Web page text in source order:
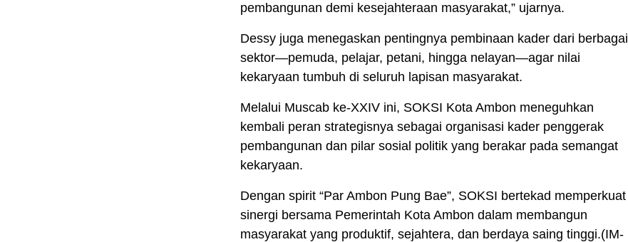
pembangunan demi kesejahteraan masyarakat,” ujarnya.
Dessy juga menegaskan pentingnya pembinaan kader dari berbagai
sektor—pemuda, pelajar, petani, hingga nelayan—agar nilai
kekaryaan tumbuh di seluruh lapisan masyarakat.
Melalui Muscab ke-XXIV ini, SOKSI Kota Ambon meneguhkan
kembali peran strategisnya sebagai organisasi kader penggerak
pembangunan dan pilar sosial politik yang berakar pada semangat
kekaryaan.
Dengan spirit “Par Ambon Pung Bae”, SOKSI bertekad memperkuat
sinergi bersama Pemerintah Kota Ambon dalam membangun
masyarakat yang produktif, sejahtera, dan berdaya saing tinggi.(IM-